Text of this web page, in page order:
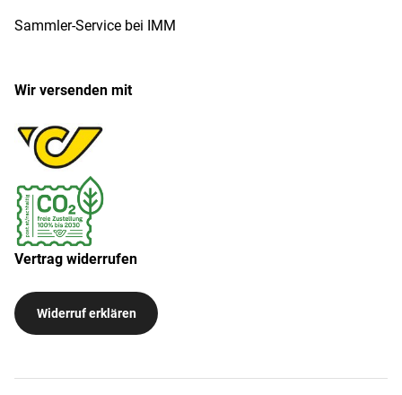
Sammler-Service bei IMM
Wir versenden mit
Vertrag widerrufen
Widerruf erklären